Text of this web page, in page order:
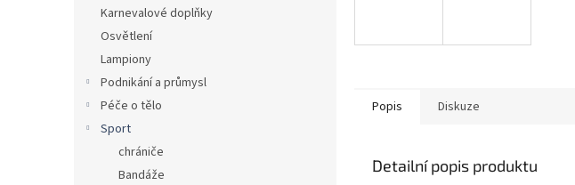
Karnevalové doplňky
Osvětlení
Lampiony
Podnikání a průmysl
Péče o tělo
Sport
chrániče
Bandáže
Popis Diskuze
Detailní popis produktu